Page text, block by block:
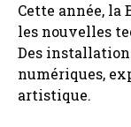
Cette année, la
les nouvelles
Des
numériques,
artistique.